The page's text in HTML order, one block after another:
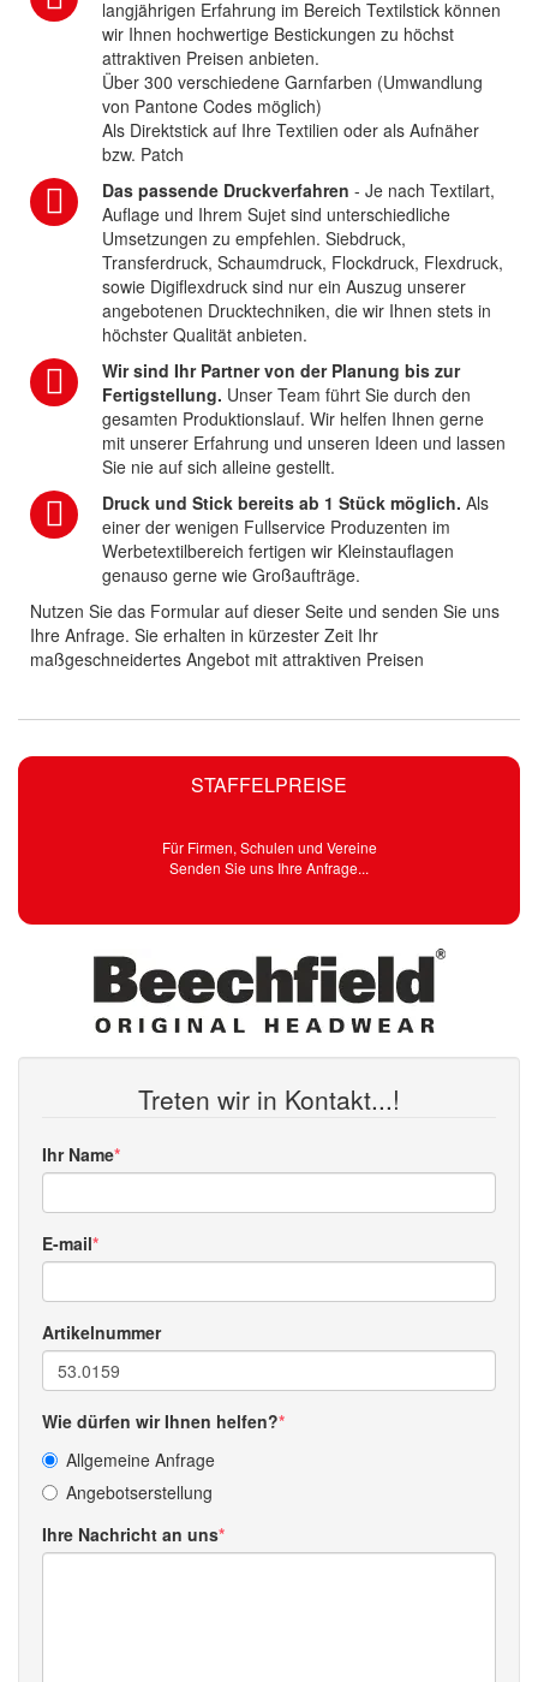
STAFFELPREISE
Für Firmen, Schulen und Vereine
Senden Sie uns Ihre Anfrage...
Treten wir in Kontakt...!
Ihr Name
E-mail
Artikelnummer
Wie dürfen wir Ihnen helfen?
Allgemeine Anfrage
Angebotserstellung
Ihre Nachricht an uns
langjährigen Erfahrung im Bereich Textilstick können
wir Ihnen hochwertige Bestickungen zu höchst
attraktiven Preisen anbieten.
Über 300 verschiedene Garnfarben (Umwandlung
von Pantone Codes möglich)
Als Direktstick auf Ihre Textilien oder als Aufnäher
bzw. Patch
Das passende Druckverfahren - Je nach Textilart,
Auflage und Ihrem Sujet sind unterschiedliche
Umsetzungen zu empfehlen. Siebdruck,
Transferdruck, Schaumdruck, Flockdruck, Flexdruck,
sowie Digiflexdruck sind nur ein Auszug unserer
angebotenen Drucktechniken, die wir Ihnen stets in
höchster Qualität anbieten.
Wir sind Ihr Partner von der Planung bis zur
Fertigstellung. Unser Team führt Sie durch den
gesamten Produktionslauf. Wir helfen Ihnen gerne
mit unserer Erfahrung und unseren Ideen und lassen
Sie nie auf sich alleine gestellt.
Druck und Stick bereits ab 1 Stück möglich. Als
einer der wenigen Fullservice Produzenten im
Werbetextilbereich fertigen wir Kleinstauflagen
genauso gerne wie Großaufträge.
Nutzen Sie das Formular auf dieser Seite und senden Sie uns
Ihre Anfrage. Sie erhalten in kürzester Zeit Ihr
maßgeschneidertes Angebot mit attraktiven Preisen